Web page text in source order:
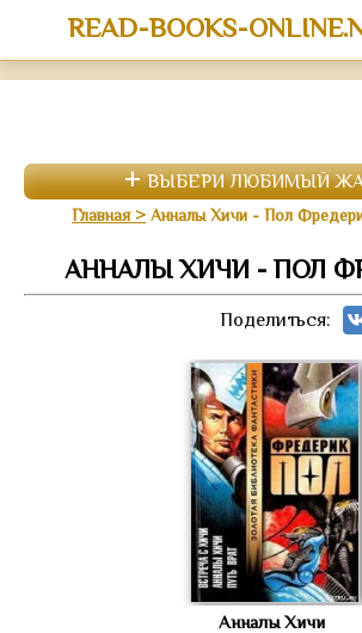
READ-BOOKS-
ВЫБЕРИ ЛЮБИМЫЙ
Главная Анналы Хичи - Пол
АННАЛЫ ХИЧИ - ПОЛ
Поделиться:
Анналы Хичи